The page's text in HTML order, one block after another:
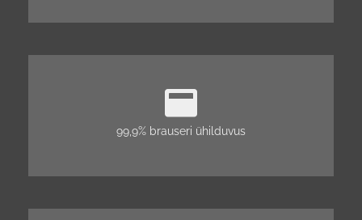
99,9% brauseri ühilduvus